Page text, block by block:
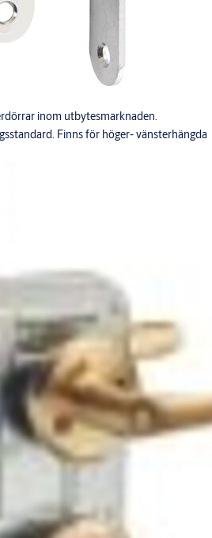
inom utbytesmarknaden.
Finns för höger- vänsterhängda